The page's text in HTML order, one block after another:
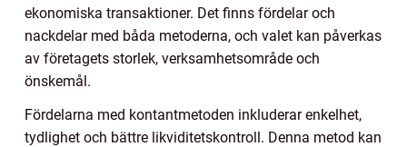
ekonomiska transaktioner. Det finns fördelar och
nackdelar med båda metoderna, och valet kan påverkas
av företagets storlek, verksamhetsområde och
önskemål.
Fördelarna med kontantmetoden inkluderar enkelhet,
tydlighet och bättre likviditetskontroll. Denna metod kan